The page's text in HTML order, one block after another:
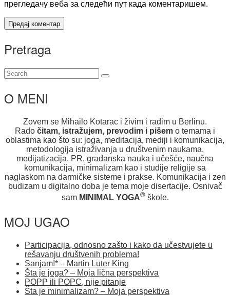
прегледачу веба за следећи пут када коментаришем.
Pretraga
O MENI
Zovem se Mihailo Kotarac i živim i radim u Berlinu.
Rado čitam, istražujem, prevodim i pišem o temama i
oblastima kao što su: joga, meditacija, mediji i komunikacija,
metodologija istraživanja u društvenim naukama,
medijatizacija, PR, građanska nauka i učešće, naučna
komunikacija, minimalizam kao i studije religije sa
naglaskom na darmičke sisteme i prakse. Komunikacija i zen
budizam u digitalno doba je tema moje disertacije. Osnivač
sam MINIMAL YOGA®škole.
MOJ UGAO
Participacija, odnosno zašto i kako da učestvujete u
rešavanju društvenih problema!
Sanjam!* – Martin Luter King
Šta je joga? – Moja lična perspektiva
POPP ili POPC, nije pitanje
Šta je minimalizam? – Moja perspektiva